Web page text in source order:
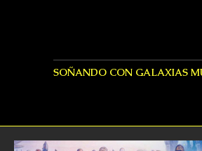
SOÑANDO CON GALAXIAS